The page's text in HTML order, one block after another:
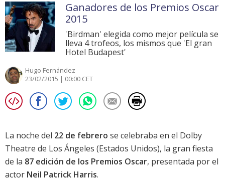
Ganadores de los Premios Oscar
2015
'Birdman' elegida como mejor película se
lleva 4 trofeos, los mismos que 'El gran
Hotel Budapest'
Hugo Fernández
23/02/2015 | 00:00 CET
La noche del 22 de febrero se celebraba en el Dolby
Theatre de Los Ángeles (Estados Unidos), la gran fiesta
de la 87 edición de los Premios Oscar, presentada por el
actor Neil Patrick Harris.